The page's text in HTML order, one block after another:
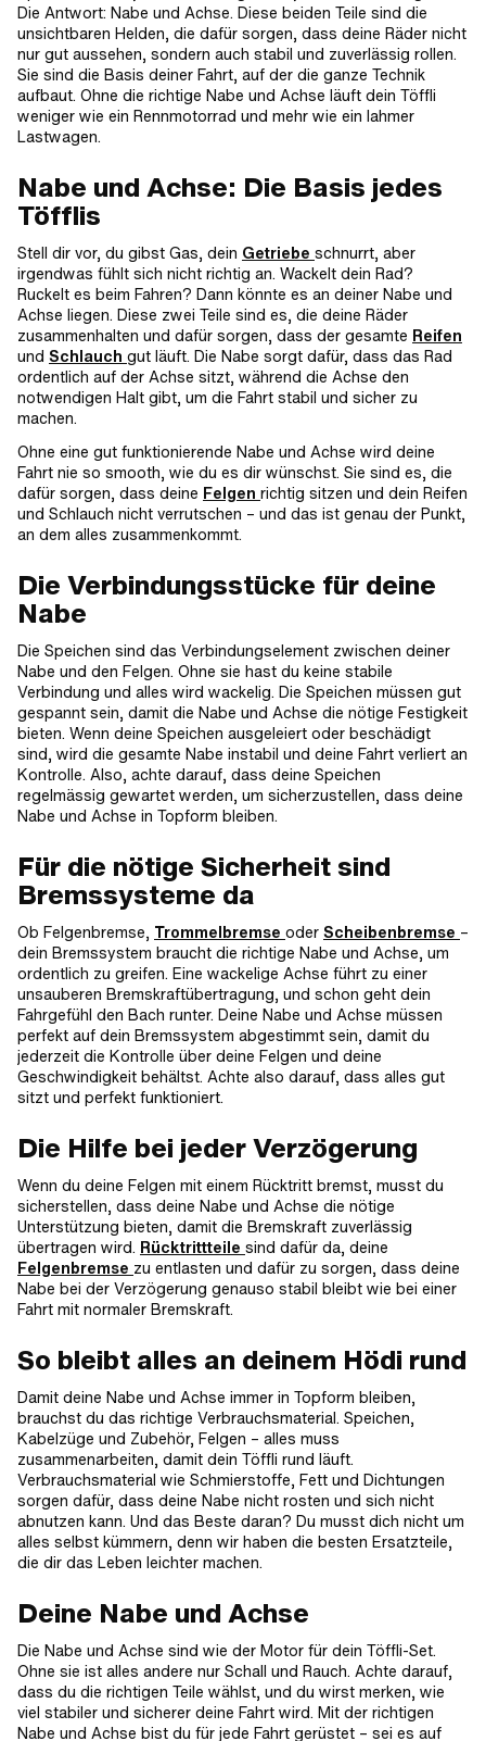
Die Antwort: Nabe und Achse. Diese beiden Teile sind die
unsichtbaren Helden, die dafür sorgen, dass deine Räder nicht
nur gut aussehen, sondern auch stabil und zuverlässig rollen.
Sie sind die Basis deiner Fahrt, auf der die ganze Technik
aufbaut. Ohne die richtige Nabe und Achse läuft dein Töffli
weniger wie ein Rennmotorrad und mehr wie ein lahmer
Lastwagen.
Nabe und Achse: Die Basis jedes
Töfflis
Stell dir vor, du gibst Gas, dein Getriebe schnurrt, aber
irgendwas fühlt sich nicht richtig an. Wackelt dein Rad?
Ruckelt es beim Fahren? Dann könnte es an deiner Nabe und
Achse liegen. Diese zwei Teile sind es, die deine Räder
zusammenhalten und dafür sorgen, dass der gesamte Reifen
und Schlauch gut läuft. Die Nabe sorgt dafür, dass das Rad
ordentlich auf der Achse sitzt, während die Achse den
notwendigen Halt gibt, um die Fahrt stabil und sicher zu
machen.
Ohne eine gut funktionierende Nabe und Achse wird deine
Fahrt nie so smooth, wie du es dir wünschst. Sie sind es, die
dafür sorgen, dass deine Felgen richtig sitzen und dein Reifen
und Schlauch nicht verrutschen – und das ist genau der Punkt,
an dem alles zusammenkommt.
Die Verbindungsstücke für deine
Nabe
Die Speichen sind das Verbindungselement zwischen deiner
Nabe und den Felgen. Ohne sie hast du keine stabile
Verbindung und alles wird wackelig. Die Speichen müssen gut
gespannt sein, damit die Nabe und Achse die nötige Festigkeit
bieten. Wenn deine Speichen ausgeleiert oder beschädigt
sind, wird die gesamte Nabe instabil und deine Fahrt verliert an
Kontrolle. Also, achte darauf, dass deine Speichen
regelmässig gewartet werden, um sicherzustellen, dass deine
Nabe und Achse in Topform bleiben.
Für die nötige Sicherheit sind
Bremssysteme da
Ob Felgenbremse, Trommelbremse oder Scheibenbremse –
dein Bremssystem braucht die richtige Nabe und Achse, um
ordentlich zu greifen. Eine wackelige Achse führt zu einer
unsauberen Bremskraftübertragung, und schon geht dein
Fahrgefühl den Bach runter. Deine Nabe und Achse müssen
perfekt auf dein Bremssystem abgestimmt sein, damit du
jederzeit die Kontrolle über deine Felgen und deine
Geschwindigkeit behältst. Achte also darauf, dass alles gut
sitzt und perfekt funktioniert.
Die Hilfe bei jeder Verzögerung
Wenn du deine Felgen mit einem Rücktritt bremst, musst du
sicherstellen, dass deine Nabe und Achse die nötige
Unterstützung bieten, damit die Bremskraft zuverlässig
übertragen wird. Rücktrittteile sind dafür da, deine
Felgenbremse zu entlasten und dafür zu sorgen, dass deine
Nabe bei der Verzögerung genauso stabil bleibt wie bei einer
Fahrt mit normaler Bremskraft.
So bleibt alles an deinem Hödi rund
Damit deine Nabe und Achse immer in Topform bleiben,
brauchst du das richtige Verbrauchsmaterial. Speichen,
Kabelzüge und Zubehör, Felgen – alles muss
zusammenarbeiten, damit dein Töffli rund läuft.
Verbrauchsmaterial wie Schmierstoffe, Fett und Dichtungen
sorgen dafür, dass deine Nabe nicht rosten und sich nicht
abnutzen kann. Und das Beste daran? Du musst dich nicht um
alles selbst kümmern, denn wir haben die besten Ersatzteile,
die dir das Leben leichter machen.
Deine Nabe und Achse
Die Nabe und Achse sind wie der Motor für dein Töffli-Set.
Ohne sie ist alles andere nur Schall und Rauch. Achte darauf,
dass du die richtigen Teile wählst, und du wirst merken, wie
viel stabiler und sicherer deine Fahrt wird. Mit der richtigen
Nabe und Achse bist du für jede Fahrt gerüstet – sei es auf